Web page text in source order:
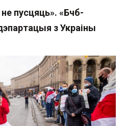
пусцяць». «Бчб-
з Украіны